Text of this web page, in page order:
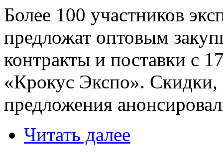
Более 100 участников
предложат оптовым
контракты и поставки с
«Крокус Экспо».
предложения
Читать далее